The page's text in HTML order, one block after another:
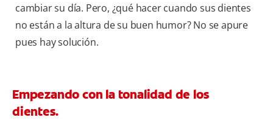
cambiar su día. Pero, ¿qué hacer cuando sus dientes
no están a la altura de su buen humor? No se apure
pues hay solución.
Empezando con la tonalidad de los
dientes.